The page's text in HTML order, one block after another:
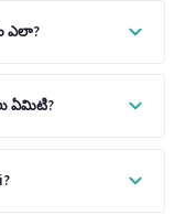
ఎలా?
ఏమిటి?